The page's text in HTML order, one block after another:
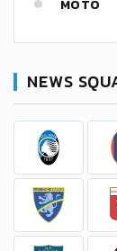
MOTO
NEWS